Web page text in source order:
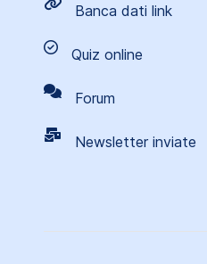
Banca dati link
Quiz online
Forum
Newsletter inviate